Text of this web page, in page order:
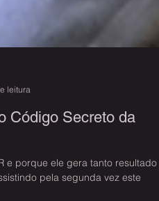
leitura
Código Secreto da
e porque ele gera tanto resultado